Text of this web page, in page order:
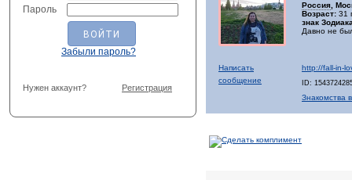
Пароль
Забыли пароль?
Нужен аккаунт? Регистрация
Россия ,
Возраст: 31
знак
Давно не
Написать
сообщение
http://fall-in-
ID:
Знакомства